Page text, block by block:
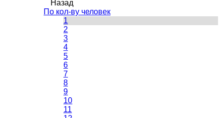
Назад
По кол-ву человек
1
2
3
4
5
6
7
8
9
10
11